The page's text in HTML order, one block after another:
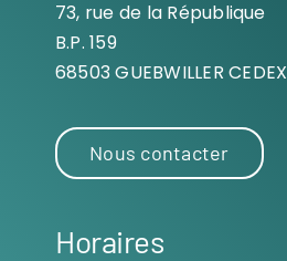
73, rue de la République
B.P. 159
68503 GUEBWILLER CEDEX
Nous contacter
Horaires